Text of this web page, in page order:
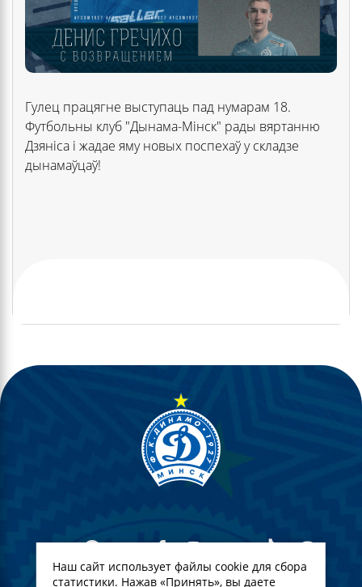
Гулец працягне выступаць пад нумарам 18.
Футбольны клуб "Дынама-Мінск" рады вяртанню
Дзяніса і жадае яму новых поспехаў у складзе
дынамаўцаў!
Наш сайт использует файлы cookie для сбора
статистики. Нажав «Принять», вы даете